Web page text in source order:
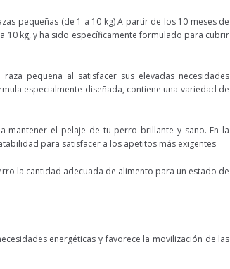
pequeñas (de 1 a 10 kg) A partir de los 10 meses de
10 kg, y ha sido específicamente formulado para cubrir
pequeña al satisfacer sus elevadas necesidades
especialmente diseñada, contiene una variedad de
mantener el pelaje de tu perro brillante y sano. En la
para satisfacer a los apetitos más exigentes
la cantidad adecuada de alimento para un estado de
energéticas y favorece la movilización de las